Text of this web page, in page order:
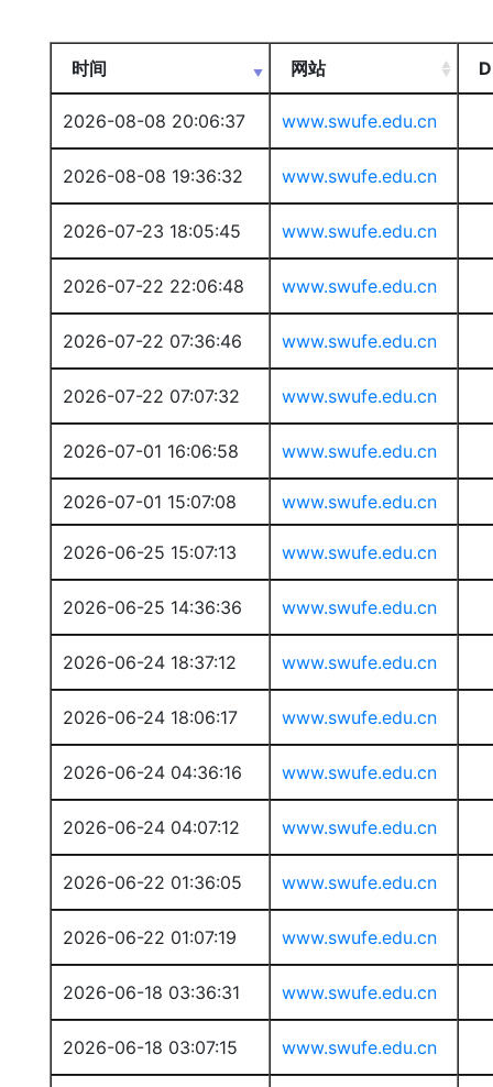
时间 网站
2026-08-08 20:06:37 www.swufe.edu.cn
2026-08-08 19:36:32 www.swufe.edu.cn
2026-07-23 18:05:45 www.swufe.edu.cn
2026-07-22 22:06:48 www.swufe.edu.cn
2026-07-22 07:36:46 www.swufe.edu.cn
2026-07-22 07:07:32 www.swufe.edu.cn
2026-07-01 16:06:58 www.swufe.edu.cn
2026-07-01 15:07:08 www.swufe.edu.cn
2026-06-25 15:07:13 www.swufe.edu.cn
2026-06-25 14:36:36 www.swufe.edu.cn
2026-06-24 18:37:12 www.swufe.edu.cn
2026-06-24 18:06:17 www.swufe.edu.cn
2026-06-24 04:36:16 www.swufe.edu.cn
2026-06-24 04:07:12 www.swufe.edu.cn
2026-06-22 01:36:05 www.swufe.edu.cn
2026-06-22 01:07:19 www.swufe.edu.cn
2026-06-18 03:36:31 www.swufe.edu.cn
2026-06-18 03:07:15 www.swufe.edu.cn